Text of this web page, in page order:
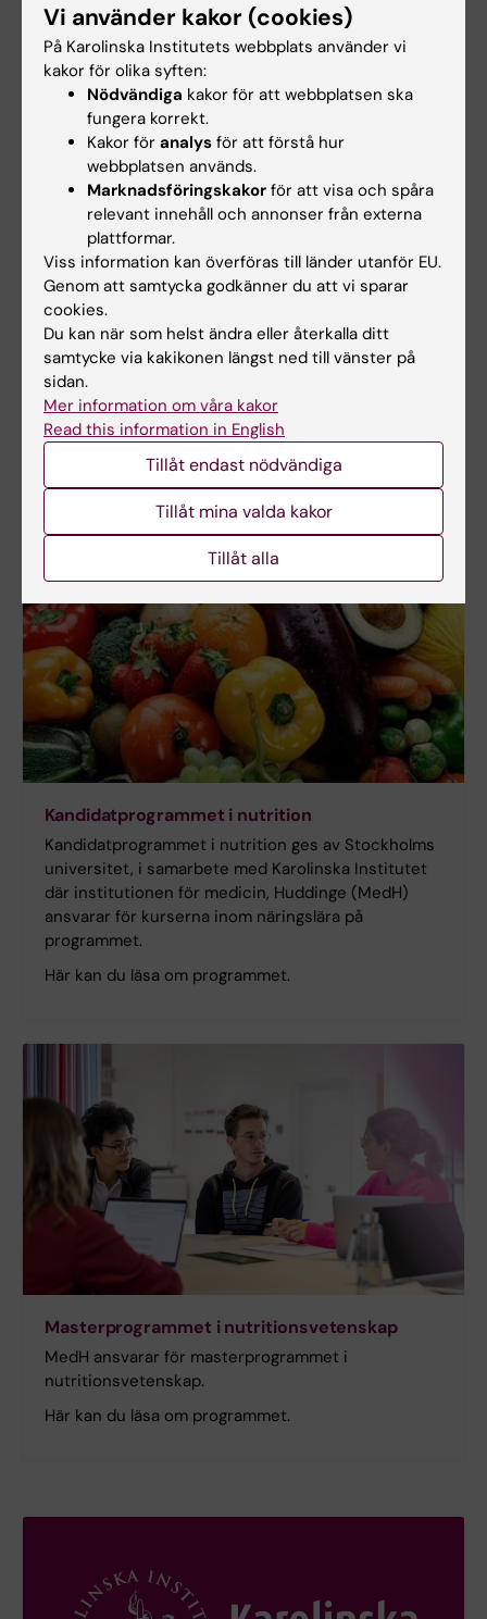
Här kan du läsa om programmet.
Masterprogrammet i biomedicin
MedH ansvarar för några kurser inom
masterprogrammet i biomedicin.
Här kan du läsa om programmet.
Kandidatprogrammet i nutrition
Kandidatprogrammet i nutrition ges av Stockholms
universitet, i samarbete med Karolinska Institutet
där institutionen för medicin, Huddinge (MedH)
ansvarar för kurserna inom näringslära på
programmet.
Här kan du läsa om programmet.
Masterprogrammet i nutritionsvetenskap
MedH ansvarar för masterprogrammet i
nutritionsvetenskap.
Här kan du läsa om programmet.
Vi använder kakor (cookies)
På Karolinska Institutets webbplats använder vi
kakor för olika syften:
Nödvändiga kakor för att webbplatsen ska
fungera korrekt.
Kakor för analys för att förstå hur
webbplatsen används.
Marknadsföringskakor för att visa och spåra
relevant innehåll och annonser från externa
plattformar.
Viss information kan överföras till länder utanför EU.
Genom att samtycka godkänner du att vi sparar
cookies.
Du kan när som helst ändra eller återkalla ditt
samtycke via kakikonen längst ned till vänster på
sidan.
Mer information om våra kakor
Read this information in English
Tillåt endast nödvändiga
Tillåt mina valda kakor
Tillåt alla